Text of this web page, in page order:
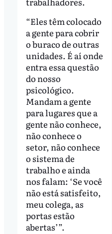
“Eles têm colocado
a gente para cobrir
o buraco de outras
unidades. É aí onde
entra essa questão
do nosso
psicológico.
Mandam a gente
para lugares que a
gente não conhece,
não conhece o
setor, não conhece
o sistema de
trabalho e ainda
nos falam: ‘Se você
não está satisfeito,
meu colega, as
portas estão
abertas’”.